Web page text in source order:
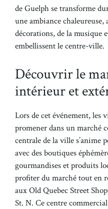
de Guelph se transforme
une ambiance
décorations, de la musique
embellissent le centre-ville.
Découvrir le
intérieur et
Lors de cet événement, les
promener dans un marché
centrale de la ville s’anime
avec des boutiques
gourmandises et produits
profiter du marché tout en
aux Old Quebec Street
St. N. Ce centre